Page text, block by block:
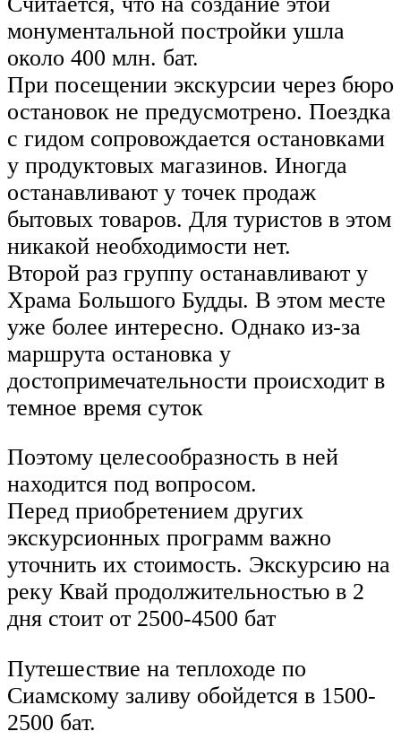
монументальной постройки ушла
около 400 млн. бат.
При посещении экскурсии через бюро
остановок не предусмотрено. Поездка
с гидом сопровождается остановками
у продуктовых магазинов. Иногда
останавливают у точек продаж
бытовых товаров. Для туристов в этом
никакой необходимости нет.
Второй раз группу останавливают у
Храма Большого Будды. В этом месте
уже более интересно. Однако из-за
маршрута остановка у
достопримечательности происходит в
темное время суток
Поэтому целесообразность в ней
находится под вопросом.
Перед приобретением других
экскурсионных программ важно
уточнить их стоимость. Экскурсию на
реку Квай продолжительностью в 2
дня стоит от 2500-4500 бат
Путешествие на теплоходе по
Сиамскому заливу обойдется в 1500-
2500 бат.